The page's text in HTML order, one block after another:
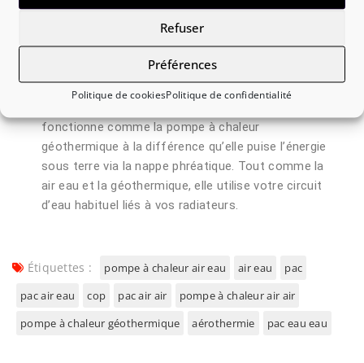
Refuser
Préférences
Politique de cookiesPolitique de confidentialité
La pompe à chaleur géothermique
(jusqu’à 150m) afin de puiser l’énergie provenant de
la terre. Il existe plusieurs types d’installation.
fonctionne comme la pompe à chaleur
géothermique à la différence qu’elle puise l’énergie
sous terre via la nappe phréatique. Tout comme la
air eau et la géothermique, elle utilise votre circuit
d’eau habituel liés à vos radiateurs.
Étiquettes : pompe à chaleur air eau air eau
pac
pac air eau
cop pac air air
pompe à chaleur air air
pompe à chaleur géothermique
aérothermie pac eau eau